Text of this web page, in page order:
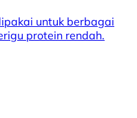
untuk berbagai
protein rendah.